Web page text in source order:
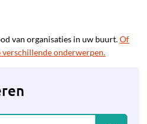
van organisaties in uw buurt.Of
onderwerpen.